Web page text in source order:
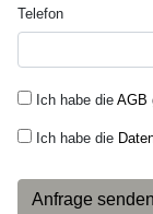
Telefon
Ich habe die AGB
Ich habe die
Anfrage senden